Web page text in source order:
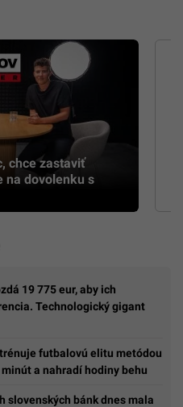
chce zastaviť
na dovolenku s
19 775 eur, aby ich
Technologický gigant
futbalovú elitu metódou
a nahradí hodiny behu
slovenských bánk dnes mala